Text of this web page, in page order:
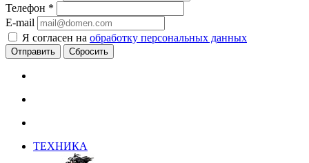
Телефон *
E-mail
Я согласен на обработку персональных данных
Сбросить
ТЕХНИКА